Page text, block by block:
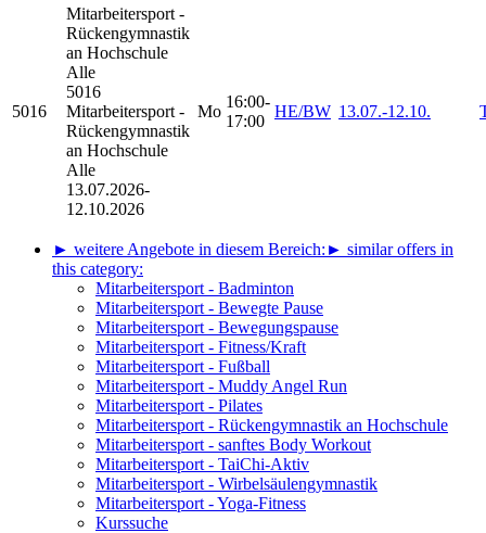
5016
Mitarbeitersport -
Rückengymnastik
an Hochschule
Alle
5016
Mitarbeitersport -
Rückengymnastik
an Hochschule
Alle
13.07.2026-
12.10.2026
Mo
16:00-
17:00
HE/BW 13.07.-12.10.
► weitere Angebote in diesem Bereich: ► similar offers in
this category:
Mitarbeitersport - Badminton
Mitarbeitersport - Bewegte Pause
Mitarbeitersport - Bewegungspause
Mitarbeitersport - Fitness/Kraft
Mitarbeitersport - Fußball
Mitarbeitersport - Muddy Angel Run
Mitarbeitersport - Pilates
Mitarbeitersport - Rückengymnastik an Hochschule
Mitarbeitersport - sanftes Body Workout
Mitarbeitersport - TaiChi-Aktiv
Mitarbeitersport - Wirbelsäulengymnastik
Mitarbeitersport - Yoga-Fitness
Kurssuche